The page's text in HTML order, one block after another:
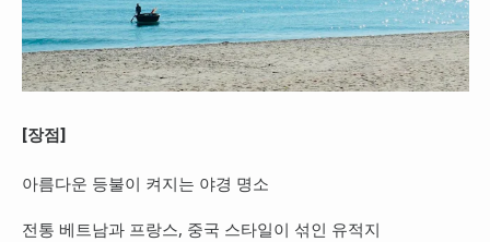
[장점]
아름다운 등불이 켜지는 야경 명소
전통 베트남과 프랑스, 중국 스타일이 섞인 유적지